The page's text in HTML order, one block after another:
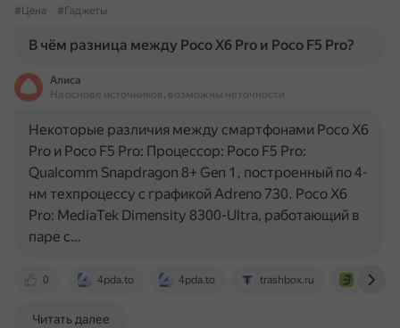
#Цена
#Гаджеты
В чём разница между Poco X6 Pro и Poco F5 Pro?
Алиса
На основе источников, возможны неточности
0 4pda.to 4pda.to trashbox.ru
Некоторые различия между смартфонами Poco X6
Pro и Poco F5 Pro: Процессор: Poco F5 Pro:
Qualcomm Snapdragon 8+ Gen 1, построенный по 4-
нм техпроцессу с графикой Adreno 730. Poco X6
Pro: MediaTek Dimensity 8300-Ultra, работающий в
паре с…
Читать далее